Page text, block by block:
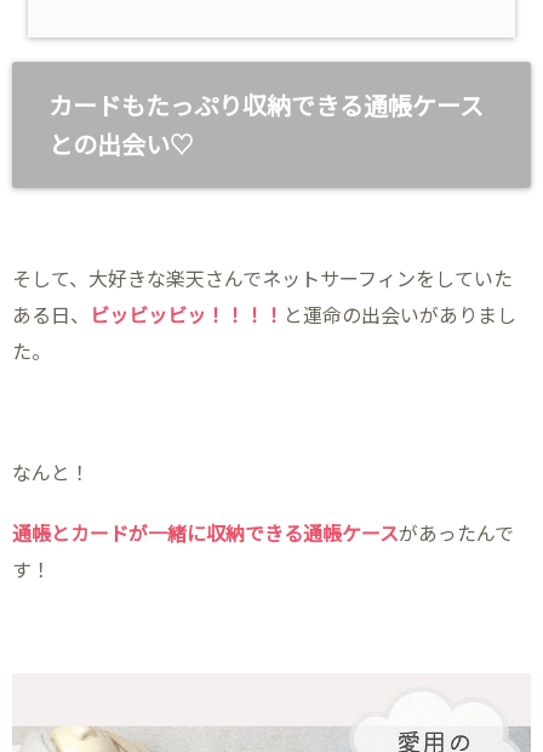
カードもたっぷり収納できる通帳ケース
との出会い♡
そして、大好きな楽天さんでネットサーフィンをしていた
ある日、
ビッビッビッ！！！！ と運命の出会いがありまし
た。
なんと！
通帳とカードが一緒に収納できる通帳ケースがあったんで
す！